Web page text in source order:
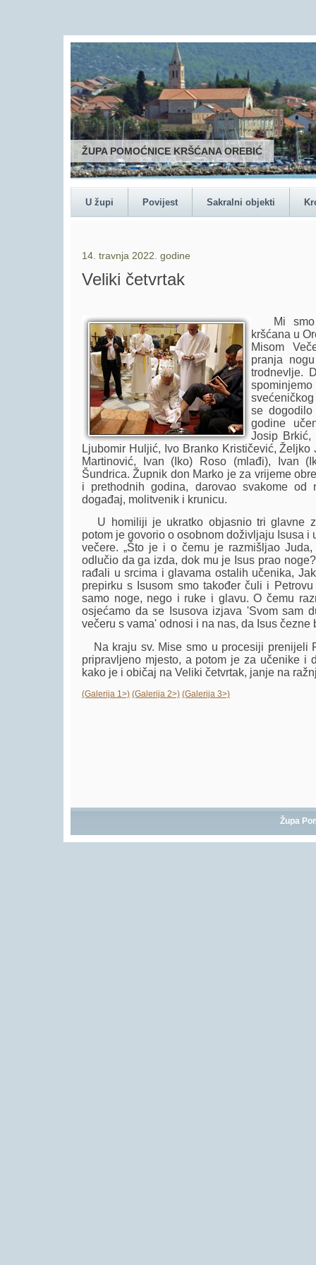
ŽUPA POMOĆNICE KRŠĆANA OREBIĆ
U župi Povijest Sakralni objekti
14. travnja 2022. godine
Veliki četvrtak
Mi smo
kršćana u
Misom
pranja
trodnevlje.
se
godine
Josip Brkić,
Ljubomir Huljić, Ivo Branko Krističević,
Martinović, Ivan (Iko) Roso (mlađi), Ivan
Šundrica. Župnik don Marko je za vrijeme
i prethodnih godina, darovao svakome
događaj, molitvenik i krunicu.
U homiliji je ukratko objasnio tri glavne
potom je govorio o osobnom doživljaju Isusa i
večere. „Što je i o čemu je razmišljao
odlučio da ga izda, dok mu je Isus prao
rađali u srcima i glavama ostalih učenika,
prepirku s Isusom smo također čuli i
samo noge, nego i ruke i glavu. O čemu
osjećamo da se Isusova izjava 'Svom sam
večeru s vama' odnosi i na nas, da Isus čezne
Na kraju sv. Mise smo u procesiji prenijeli
pripravljeno mjesto, a potom je za učenike i
kako je i običaj na Veliki četvrtak, janje na
(Galerija 1>) (Galerija 2>) (Galerija 3>)
Župa